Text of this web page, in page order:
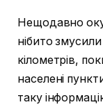
Нещодавно
нібито
кілометрів,
населені
таку